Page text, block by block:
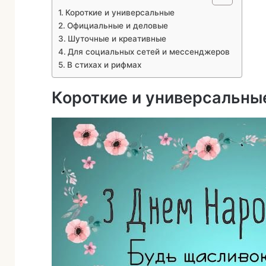
Короткие и универсальные
Официальные и деловые
Шуточные и креативные
Для социальных сетей и мессенджеров
В стихах и рифмах
Короткие и